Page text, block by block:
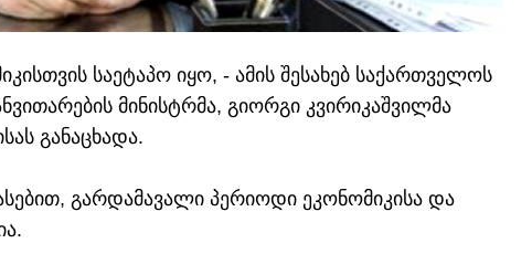
საეტაპო იყო, - ამის შესახებ საქართველოს
მინისტრმა, გიორგი კვირიკაშვილმა
განაცხადა.
გარდამავალი პერიოდი ეკონომიკისა და